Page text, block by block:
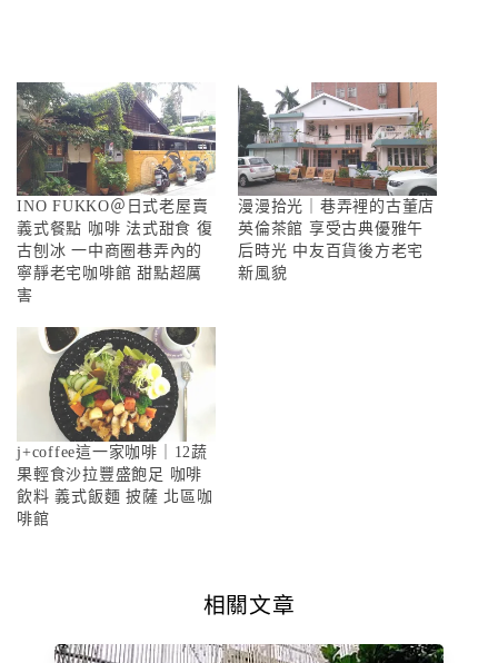
INO FUKKO＠日式老屋賣
義式餐點 咖啡 法式甜食 復
古刨冰 一中商圈巷弄內的
寧靜老宅咖啡館 甜點超厲
害
漫漫拾光｜巷弄裡的古董店
英倫茶館 享受古典優雅午
后時光 中友百貨後方老宅
新風貌
j+coffee這一家咖啡｜12蔬
果輕食沙拉豐盛飽足 咖啡
飲料 義式飯麵 披薩 北區咖
啡館
相關文章